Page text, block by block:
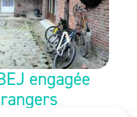
engagée